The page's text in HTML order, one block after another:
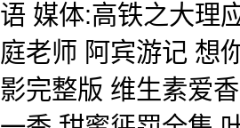
语 媒体:高铁之大理
庭老师 阿宾游记 想
影完整版 维生素爱